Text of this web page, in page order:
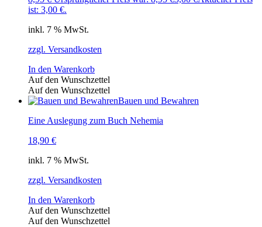
ist: 3,00 €.
inkl. 7 % MwSt.
zzgl. Versandkosten
In den Warenkorb
Auf den Wunschzettel
Auf den Wunschzettel
Bauen und Bewahren
Eine Auslegung zum Buch Nehemia
18,90 €
inkl. 7 % MwSt.
zzgl. Versandkosten
In den Warenkorb
Auf den Wunschzettel
Auf den Wunschzettel